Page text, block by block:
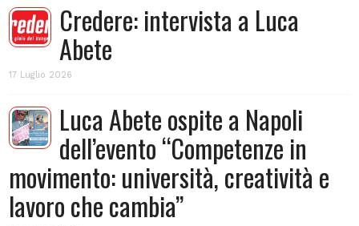
Credere: intervista a Luca
Abete
17 Luglio 2026
Luca Abete ospite a Napoli
dell’evento “Competenze in
movimento: università, creatività e
lavoro che cambia”